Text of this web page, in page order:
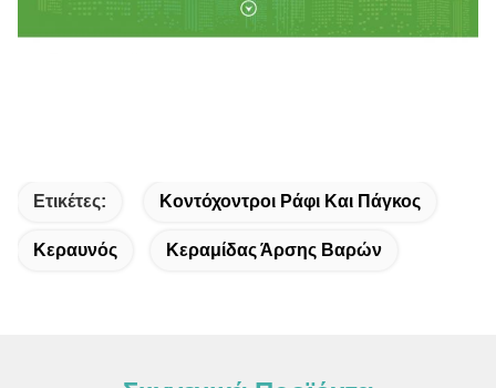
Ετικέτες: Κοντόχοντροι Ράφι Και Πάγκος
Κεραυνός Κεραμίδας Άρσης Βαρών